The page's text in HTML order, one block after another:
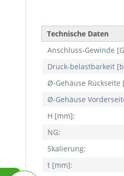
Technische Daten
Anschluss-Gewinde
Druck-belastbarkeit
Ø-Gehäuse
Ø-Gehäuse
H [mm]:
NG:
Skalierung:
t [mm]: